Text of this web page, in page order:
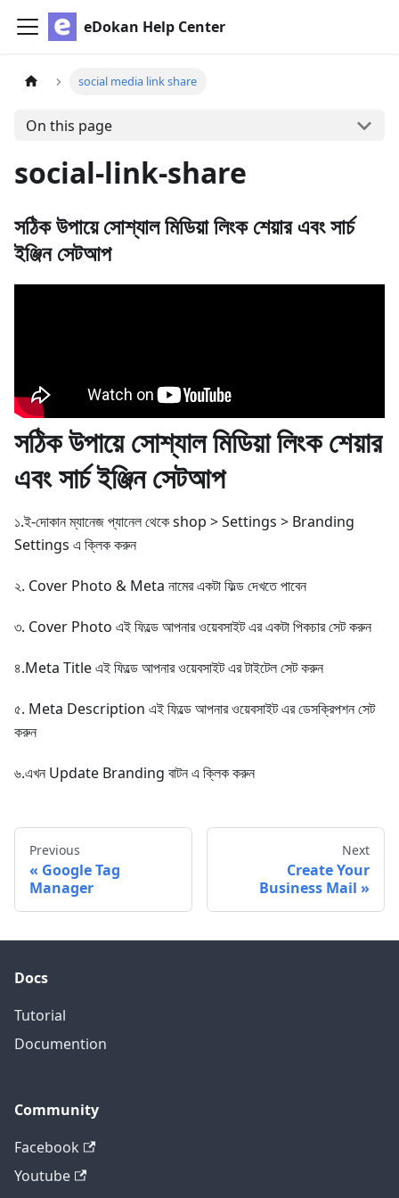
eDokan Help Center
social media link share
On this page
social-link-share
সঠিক উপায়ে সোশ্যাল মিডিয়া লিংক শেয়ার এবং সার্চ
ইঞ্জিন সেটআপ
সঠিক উপায়ে সোশ্যাল মিডিয়া লিংক শেয়ার
এবং সার্চ ইঞ্জিন সেটআপ
১.ই-দোকান ম্যানেজ প্যানেল থেকে shop > Settings > Branding
Settings এ ক্লিক করুন
২. Cover Photo & Meta নামের একটা ফিল্ড দেখতে পাবেন
৩. Cover Photo এই ফিল্ডে আপনার ওয়েবসাইট এর একটা পিকচার সেট করুন
৪.Meta Title এই ফিল্ডে আপনার ওয়েবসাইট এর টাইটেল সেট করুন
৫. Meta Description এই ফিল্ডে আপনার ওয়েবসাইট এর ডেসক্রিপশন সেট
করুন
৬.এখন Update Branding বাটন এ ক্লিক করুন
Previous
Google Tag
Manager
Next
Create Your
Business Mail
Docs
Tutorial
Documention
Community
Facebook
Youtube